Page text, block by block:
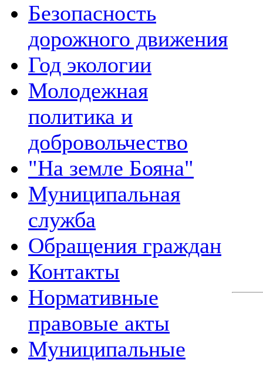
Безопасность
дорожного движения
Год экологии
Молодежная
политика и
добровольчество
"На земле Бояна"
Муниципальная
служба
Обращения граждан
Контакты
Нормативные
правовые акты
Муниципальные